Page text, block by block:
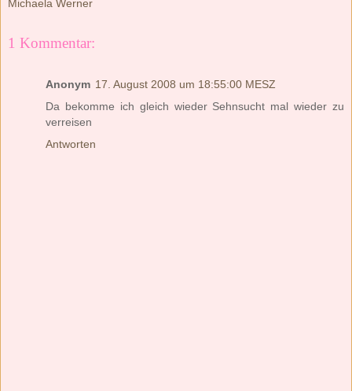
Michaela Werner
1 Kommentar:
Anonym 17. August 2008 um 18:55:00 MESZ
Da bekomme ich gleich wieder Sehnsucht mal wieder zu
verreisen
Antworten